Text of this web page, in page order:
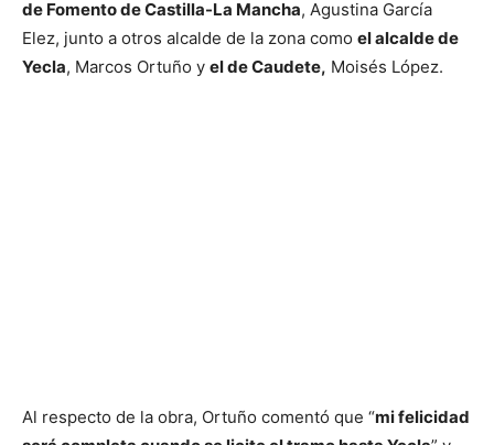
de Fomento de Castilla-La Mancha, Agustina García
Elez, junto a otros alcalde de la zona como el alcalde de
Yecla, Marcos Ortuño y el de Caudete, Moisés López.
Al respecto de la obra, Ortuño comentó que “mi felicidad